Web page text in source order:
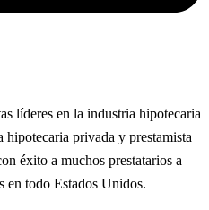
líderes en la industria hipotecaria
privada y prestamista
éxito a muchos prestatarios a
en todo Estados Unidos.